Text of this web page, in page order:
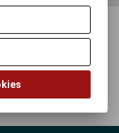
o novinkách,